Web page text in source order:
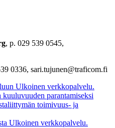
, p. 029 539 0545,
0336, sari.tujunen@traficom.fi
Ulkoinen verkkopalvelu.
parantamiseksi
toimivuus- ja
Ulkoinen verkkopalvelu.